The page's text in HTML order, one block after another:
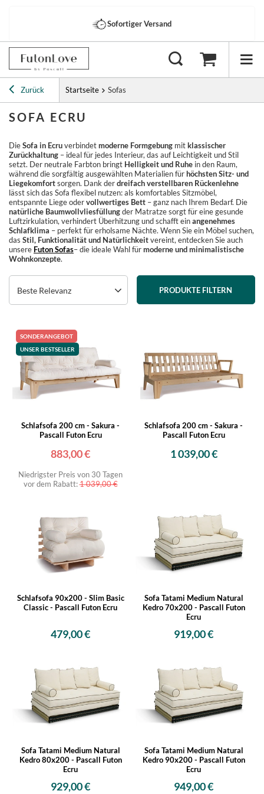
Sofortiger Versand
Zurück Startseite Sofas
SOFA ECRU
DieSofa in Ecruverbindetmoderne Formgebung mitklassischer
Zurückhaltung – ideal für jedes Interieur, das auf Leichtigkeit und Stil
setzt. Der neutrale Farbton bringt Helligkeit und Ruhe in den Raum,
während die sorgfältig ausgewählten Materialien fürhöchsten Sitz- und
Liegekomfortsorgen. Dank derdreifach verstellbaren Rückenlehne
lässt sich das Sofa flexibel nutzen: als komfortables Sitzmöbel,
entspannte Liege odervollwertiges Bett – ganz nach Ihrem Bedarf. Die
natürliche Baumwollvliesfüllungder Matratze sorgt für eine gesunde
Luftzirkulation, verhindert Überhitzung und schafft einangenehmes
Schlafklima – perfekt für erholsame Nächte. Wenn Sie ein Möbel suchen,
das Stil, Funktionalität und Natürlichkeitvereint, entdecken Sie auch
unsere Futon Sofas– die ideale Wahl fürmoderne und minimalistische
Wohnkonzepte.
Beste Relevanz PRODUKTE FILTERN
SONDERANGEBOT
UNSER BESTSELLER
Schlafsofa 200 cm - Sakura -
Pascall Futon Ecru
883,00 €
Niedrigster Preis von 30 Tagen
vor dem Rabatt:1 039,00 €
Schlafsofa 200 cm - Sakura -
Pascall Futon Ecru
1 039,00 €
Schlafsofa 90x200 - Slim Basic
Classic - Pascall Futon Ecru
479,00 €
Sofa Tatami Medium Natural
Kedro 70x200 - Pascall Futon
Ecru
919,00 €
Sofa Tatami Medium Natural
Kedro 80x200 - Pascall Futon
Ecru
929,00 €
Sofa Tatami Medium Natural
Kedro 90x200 - Pascall Futon
Ecru
949,00 €